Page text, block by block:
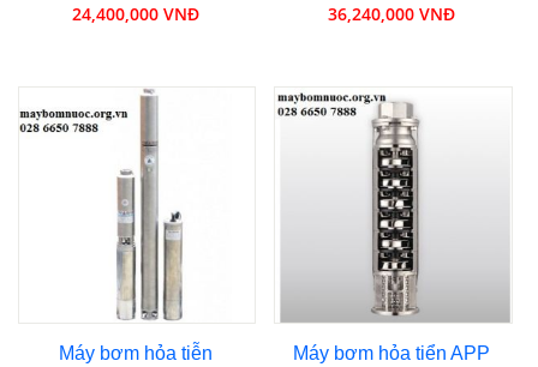
24,400,000 VNĐ 36,240,000 VNĐ
Máy bơm hỏa tiễn
Máy bơm hỏa tiển APP